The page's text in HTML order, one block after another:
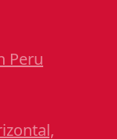
Peru